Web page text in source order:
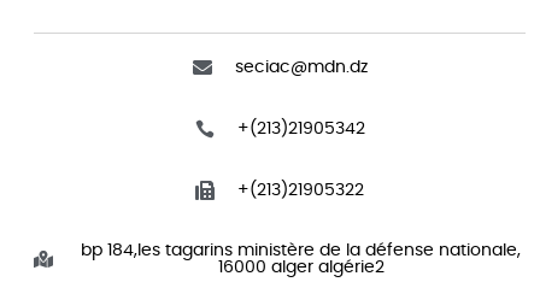
seciac@mdn.dz
+(213)21905342
+(213)21905322
bp 184,les tagarins ministère de la défense nationale,
16000 alger algérie2